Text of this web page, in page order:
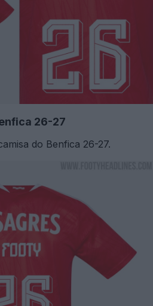
26-27
do Benfica 26-27.